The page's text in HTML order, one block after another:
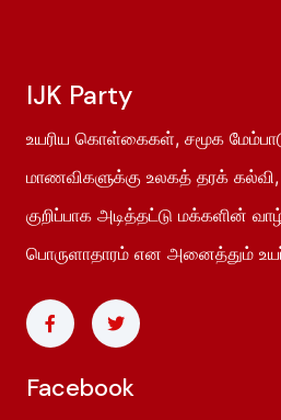
IJK Party
உயரிய கொள்கைகள், சமூக
மாணவிகளுக்கு உலகத் தரக்
குறிப்பாக அடித்தட்டு மக்களின்
பொருளாதாரம் என அனைத்தும்
Facebook